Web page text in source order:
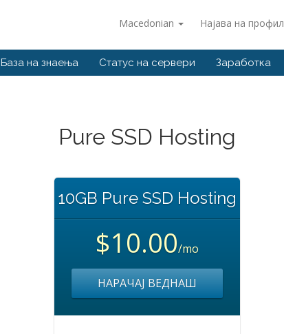
Macedonian Најава на профил
База на знаења Статус на сервери Заработка
Pure SSD Hosting
10GB Pure SSD Hosting
$10.00/mo
НАРАЧАЈ ВЕДНАШ